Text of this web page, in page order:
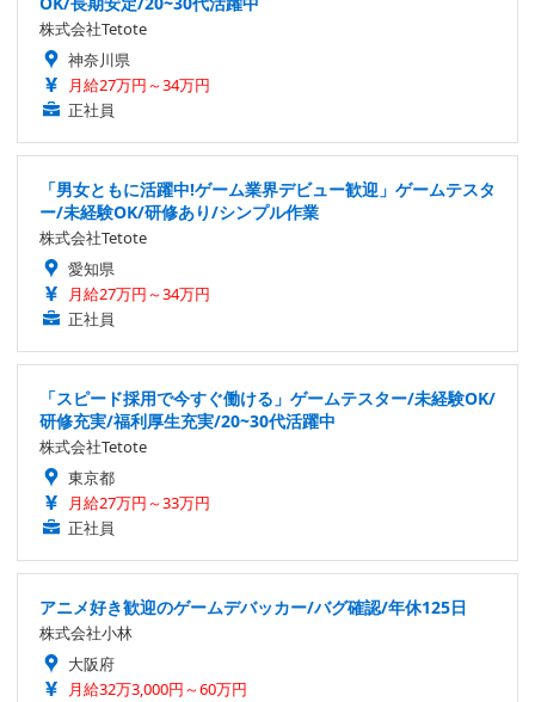
株式会社Tetote
神奈川県
月給27万円～34万円
正社員
「男女ともに活躍中!ゲーム業界デビュー歓迎」ゲームテスタ
ー/未経験OK/研修あり/シンプル作業
株式会社Tetote
愛知県
月給27万円～34万円
正社員
「スピード採用で今すぐ働ける」ゲームテスター/未経験OK/
研修充実/福利厚生充実/20~30代活躍中
株式会社Tetote
東京都
月給27万円～33万円
正社員
アニメ好き歓迎のゲームデバッカー/バグ確認/年休125日
株式会社小林
大阪府
月給32万3,000円～60万円